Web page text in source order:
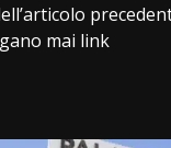
mai link